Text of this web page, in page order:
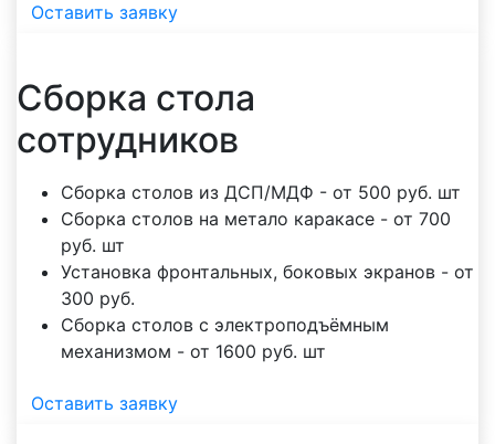
Оставить заявку
Сборка стола
сотрудников
Сборка столов из ДСП/МДФ - от 500 руб. шт
Сборка столов на метало каракасе - от 700
руб. шт
Установка фронтальных, боковых экранов - от
300 руб.
Сборка столов с электроподъёмным
механизмом - от 1600 руб. шт
Оставить заявку